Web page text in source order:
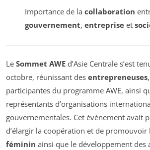
Importance de la collaboration
gouvernement, entrepriseet
Le Sommet AWE d’Asie Centrale s’est
octobre, réunissant des entrepreneuses
participantes du programme AWE, ainsi
représentants d’organisations
gouvernementales. Cet événement avait
d’élargir la coopération et de promouvoir
féminin ainsi que le développement des